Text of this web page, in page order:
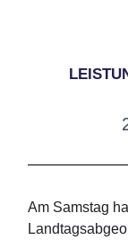
Am Samstag